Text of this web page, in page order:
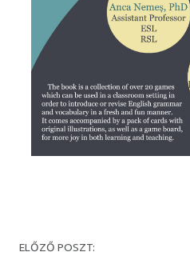
Post navigation
ELŐZŐ POSZT: